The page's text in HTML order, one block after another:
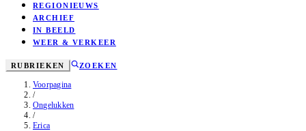
REGIONIEUWS
ARCHIEF
IN BEELD
WEER & VERKEER
RUBRIEKEN ZOEKEN
Voorpagina
/
Ongelukken
/
Erica